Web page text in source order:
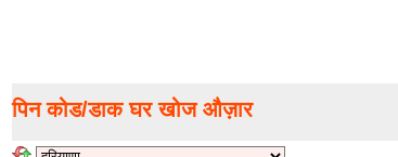
पिन कोड/डाक घर खोज औज़ार